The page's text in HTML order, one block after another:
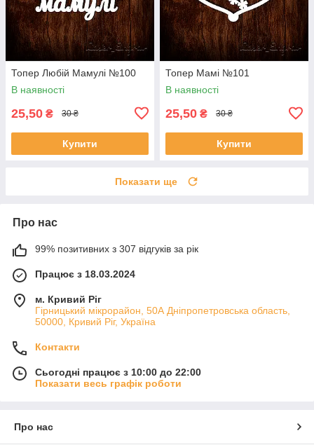
Топер Любій Мамулі №100
В наявності
25,50 ₴ 30 ₴
Купити
Топер Мамі №101
В наявності
25,50 ₴ 30 ₴
Купити
Показати ще
Про нас
99% позитивних з 307 відгуків за рік
Працює з 18.03.2024
м. Кривий Ріг
Гірницький мікрорайон, 50А Дніпропетровська область,
50000, Кривий Ріг, Україна
Контакти
Сьогодні працює з 10:00 до 22:00
Показати весь графік роботи
Про нас